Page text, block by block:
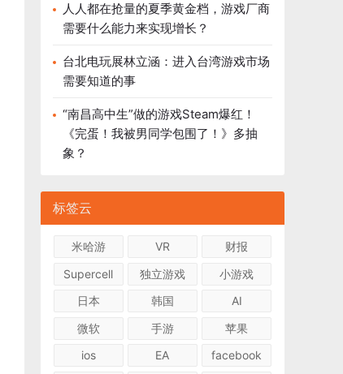
人人都在抢量的夏季黄金档，游戏厂商
需要什么能力来实现增长？
台北电玩展林立涵：进入台湾游戏市场
需要知道的事
“南昌高中生”做的游戏Steam爆红！
《完蛋！我被男同学包围了！》多抽
象？
标签云
米哈游 VR
财报
Supercell
独立游戏
小游戏
日本
韩国
AI
微软
手游
苹果
ios
EA
facebook